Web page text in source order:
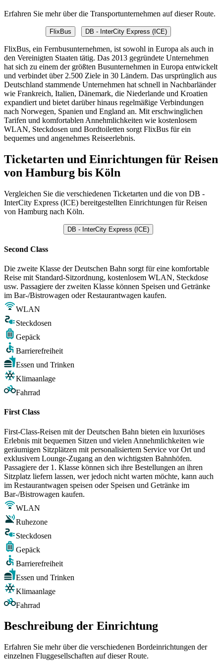
Erfahren Sie mehr über die Transportunternehmen auf dieser Route.
FlixBus DB - InterCity Express (ICE)
FlixBus, ein Fernbusunternehmen, ist sowohl in Europa als auch in
den Vereinigten Staaten tätig. Das 2013 gegründete Unternehmen
hat sich zu einem der größten Busunternehmen in Europa entwickelt
und verbindet über 2.500 Ziele in 30 Ländern. Das ursprünglich aus
Deutschland stammende Unternehmen hat schnell in Nachbarländer
wie Frankreich, Italien, Dänemark, die Niederlande und Kroatien
expandiert und bietet darüber hinaus regelmäßige Verbindungen
nach Norwegen, Spanien und England an. Mit erschwinglichen
Tarifen und komfortablen Annehmlichkeiten wie kostenlosem
WLAN, Steckdosen und Bordtoiletten sorgt FlixBus für ein
bequemes und angenehmes Reiseerlebnis.
Ticketarten und Einrichtungen für Reisen
von Hamburg bis Köln
Vergleichen Sie die verschiedenen Ticketarten und die von DB -
InterCity Express (ICE) bereitgestellten Einrichtungen für Reisen
von Hamburg nach Köln.
DB - InterCity Express (ICE)
Second Class
Die zweite Klasse der Deutschen Bahn sorgt für eine komfortable
Reise mit Standard-Sitzordnung, kostenlosem WLAN, Steckdose
usw. Passagiere der zweiten Klasse können Speisen und Getränke
im Bar-/Bistrowagen oder Restaurantwagen kaufen.
WLAN
Steckdosen
Gepäck
Barrierefreiheit
Essen und Trinken
Klimaanlage
Fahrrad
First Class
First-Class-Reisen mit der Deutschen Bahn bieten ein luxuriöses
Erlebnis mit bequemen Sitzen und vielen Annehmlichkeiten wie
geräumigen Sitzplätzen mit personalisiertem Service vor Ort und
exklusivem Lounge-Zugang an den wichtigsten Bahnhöfen.
Passagiere der 1. Klasse können sich ihre Bestellungen an ihren
Sitzplatz liefern lassen, wer jedoch nicht warten möchte, kann auch
im Restaurantwagen speisen oder Speisen und Getränke im
Bar-/Bistrowagen kaufen.
WLAN
Ruhezone
Steckdosen
Gepäck
Barrierefreiheit
Essen und Trinken
Klimaanlage
Fahrrad
Beschreibung der Einrichtung
Erfahren Sie mehr über die verschiedenen Bordeinrichtungen der
einzelnen Fluggesellschaften auf dieser Route.